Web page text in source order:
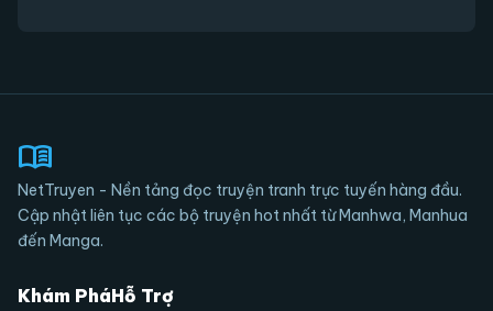
menu_book
NetTruyen - Nền tảng đọc truyện tranh trực tuyến hàng đầu.
Cập nhật liên tục các bộ truyện hot nhất từ Manhwa, Manhua
đến Manga.
Khám PháHỗ Trợ